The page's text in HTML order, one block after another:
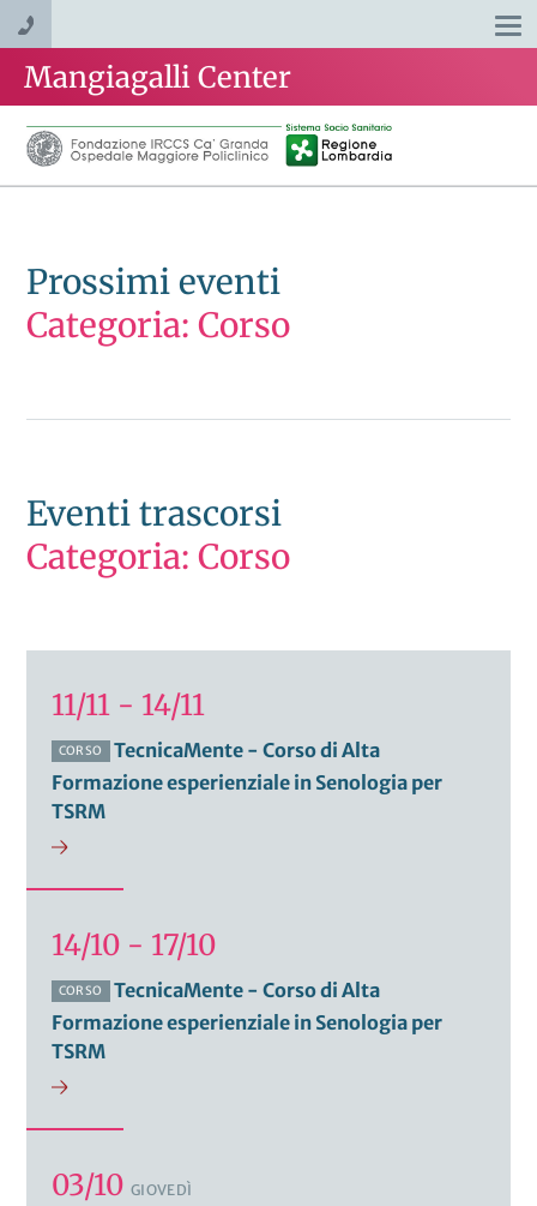
Mangiagalli Center
Prossimi eventi
Categoria: Corso
Eventi trascorsi
Categoria: Corso
11/11 - 14/11
CORSO
TecnicaMente - Corso di Alta
Formazione esperienziale in Senologia per
TSRM
14/10 - 17/10
CORSO
TecnicaMente - Corso di Alta
Formazione esperienziale in Senologia per
TSRM
03/10 GIOVEDÌ